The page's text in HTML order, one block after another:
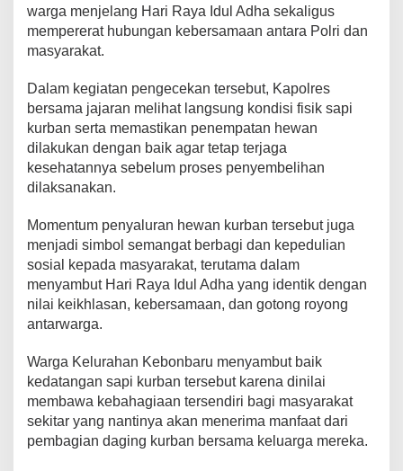
warga menjelang Hari Raya Idul Adha sekaligus
mempererat hubungan kebersamaan antara Polri dan
masyarakat.
Dalam kegiatan pengecekan tersebut, Kapolres
bersama jajaran melihat langsung kondisi fisik sapi
kurban serta memastikan penempatan hewan
dilakukan dengan baik agar tetap terjaga
kesehatannya sebelum proses penyembelihan
dilaksanakan.
Momentum penyaluran hewan kurban tersebut juga
menjadi simbol semangat berbagi dan kepedulian
sosial kepada masyarakat, terutama dalam
menyambut Hari Raya Idul Adha yang identik dengan
nilai keikhlasan, kebersamaan, dan gotong royong
antarwarga.
Warga Kelurahan Kebonbaru menyambut baik
kedatangan sapi kurban tersebut karena dinilai
membawa kebahagiaan tersendiri bagi masyarakat
sekitar yang nantinya akan menerima manfaat dari
pembagian daging kurban bersama keluarga mereka.